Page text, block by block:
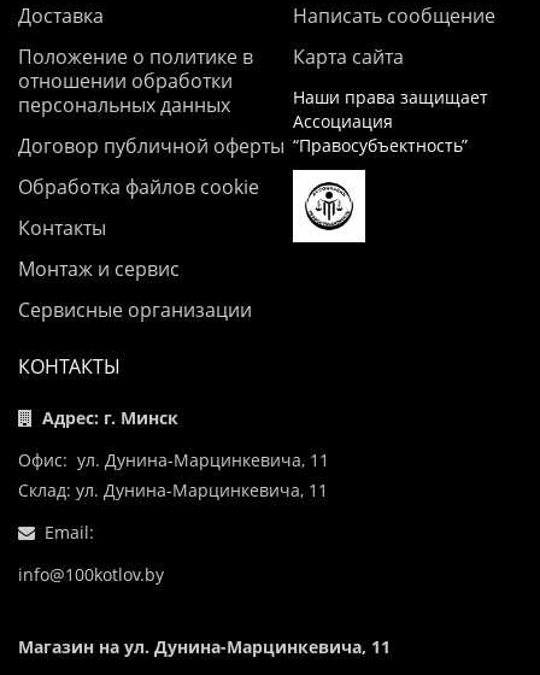
Доставка
Положение о политике в
отношении обработки
персональных данных
Договор публичной оферты
Обработка файлов cookie
Контакты
Монтаж и сервис
Сервисные организации
Написать сообщение
Карта сайта
Наши права защищает
Ассоциация
“Правосубъектность”
КОНТАКТЫ
Адрес: г. Минск
Офис: ул. Дунина-Марцинкевича, 11
Склад: ул. Дунина-Марцинкевича, 11
Email:
info@100kotlov.by
Магазин на ул. Дунина-Марцинкевича, 11